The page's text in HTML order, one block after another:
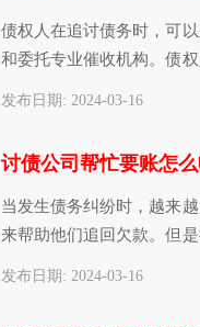
债权人在追讨债务时，可
和委托专业催收机构。债
发布日期: 2024-03-16
当发生债务纠纷时，越来
来帮助他们追回欠款。但
发布日期: 2024-03-16